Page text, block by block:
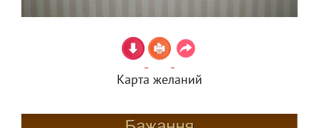
Карта желаний